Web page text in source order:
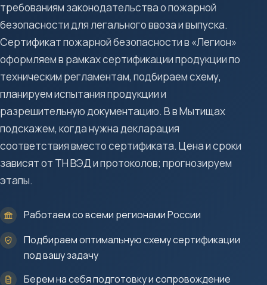
требованиям законодательства о пожарной
безопасности для легального ввоза и выпуска.
Сертификат пожарной безопасности в «Легион»
оформляем в рамках сертификации продукции по
техническим регламентам, подбираем схему,
планируем испытания продукции и
разрешительную документацию. В в Мытищах
подскажем, когда нужна декларация
соответствия вместо сертификата. Цена и сроки
зависят от ТН ВЭД и протоколов; прогнозируем
этапы.
Работаем со всеми регионами России
Подбираем оптимальную схему сертификации
под вашу задачу
Берем на себя подготовку и сопровождение